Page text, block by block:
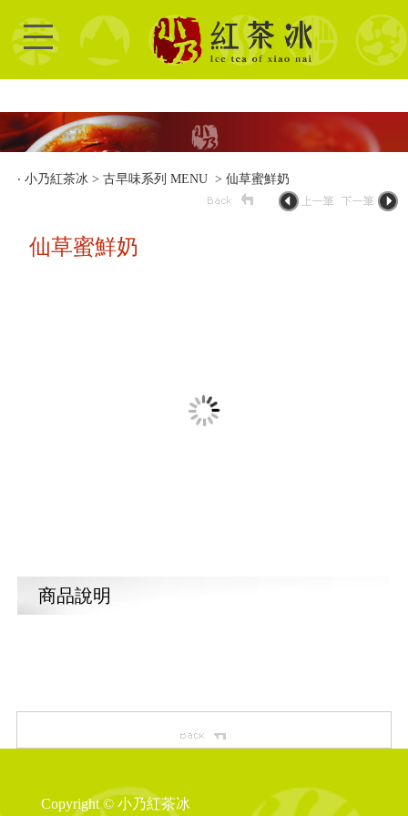
‧ 小乃紅茶冰> 古早味系列 MENU > 仙草蜜鮮奶
仙草蜜鮮奶
商品說明
Copyright © 小乃紅茶冰